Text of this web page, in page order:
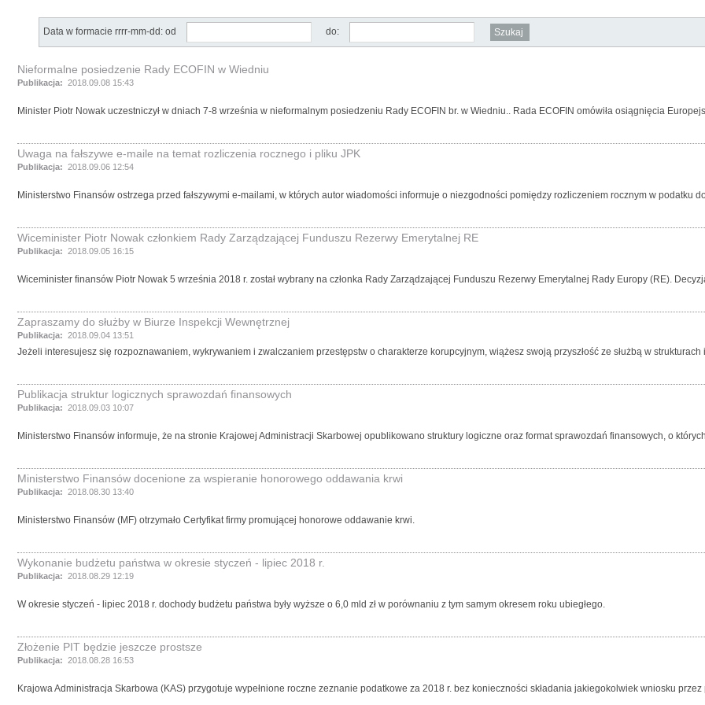
Data w formacie rrrr-mm-dd: od do:
Nieformalne posiedzenie Rady ECOFIN w Wiedniu
Publikacja: 2018.09.08 15:43
Minister Piotr Nowak uczestniczył w dniach 7-8 września w nieformalnym posiedzeniu Rady ECOFIN br. w Wiedniu.. Rada ECOFIN omówiła osiągnięcia
Uwaga na fałszywe e-maile na temat rozliczenia rocznego i pliku JPK
Publikacja: 2018.09.06 12:54
Ministerstwo Finansów ostrzega przed fałszywymi e-mailami, w których autor wiadomości informuje o niezgodności pomiędzy rozliczeniem rocznym w podatku
Wiceminister Piotr Nowak członkiem Rady Zarządzającej Funduszu Rezerwy Emerytalnej RE
Publikacja: 2018.09.05 16:15
Wiceminister finansów Piotr Nowak 5 września 2018 r. został wybrany na członka Rady Zarządzającej Funduszu Rezerwy Emerytalnej Rady Europy (RE).
Zapraszamy do służby w Biurze Inspekcji Wewnętrznej
Publikacja: 2018.09.04 13:51
Jeżeli interesujesz się rozpoznawaniem, wykrywaniem i zwalczaniem przestępstw o charakterze korupcyjnym, wiążesz swoją przyszłość ze służbą w
Publikacja struktur logicznych sprawozdań finansowych
Publikacja: 2018.09.03 10:07
Ministerstwo Finansów informuje, że na stronie Krajowej Administracji Skarbowej opublikowano struktury logiczne oraz format sprawozdań finansowych, o
Ministerstwo Finansów docenione za wspieranie honorowego oddawania krwi
Publikacja: 2018.08.30 13:40
Ministerstwo Finansów (MF) otrzymało Certyfikat firmy promującej honorowe oddawanie krwi.
Wykonanie budżetu państwa w okresie styczeń - lipiec 2018 r.
Publikacja: 2018.08.29 12:19
W okresie styczeń - lipiec 2018 r. dochody budżetu państwa były wyższe o 6,0 mld zł w porównaniu z tym samym okresem roku ubiegłego.
Złożenie PIT będzie jeszcze prostsze
Publikacja: 2018.08.28 16:53
Krajowa Administracja Skarbowa (KAS) przygotuje wypełnione roczne zeznanie podatkowe za 2018 r. bez konieczności składania jakiegokolwiek wniosku przez